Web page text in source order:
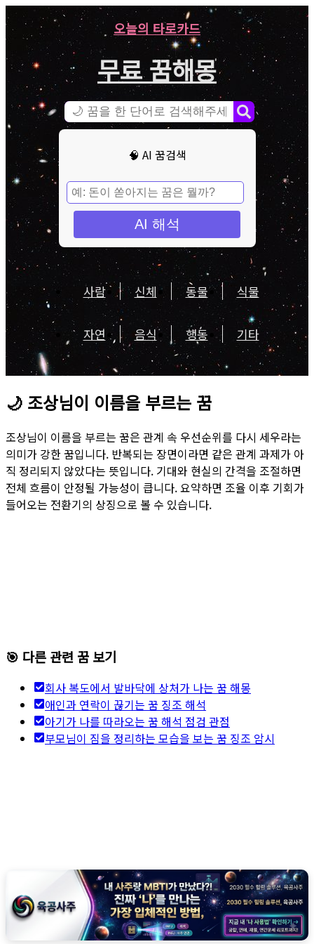
오늘의 타로카드
무료 꿈해몽
🧠 AI 꿈검색
AI 해석
사람 신체 동물 식물
자연 음식 행동 기타
🌙 조상님이 이름을 부르는 꿈
조상님이 이름을 부르는 꿈은 관계 속 우선순위를 다시 세우라는
의미가 강한 꿈입니다. 반복되는 장면이라면 같은 관계 과제가 아
직 정리되지 않았다는 뜻입니다. 기대와 현실의 간격을 조절하면
전체 흐름이 안정될 가능성이 큽니다. 요약하면 조율 이후 기회가
들어오는 전환기의 상징으로 볼 수 있습니다.
🎯 다른 관련 꿈 보기
회사 복도에서 발바닥에 상처가 나는 꿈 해몽
애인과 연락이 끊기는 꿈 징조 해석
아기가 나를 따라오는 꿈 해석 점검 관점
부모님이 짐을 정리하는 모습을 보는 꿈 징조 암시